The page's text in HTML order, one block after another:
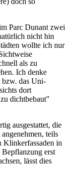
Parc Dunant zwei
nicht hin
wollte ich nur
als zu
Ich denke
bzw. das Uni-
dort
dichtbebaut"
ausgestattet, die
teils
Klinkerfassaden in
erst
lässt dies